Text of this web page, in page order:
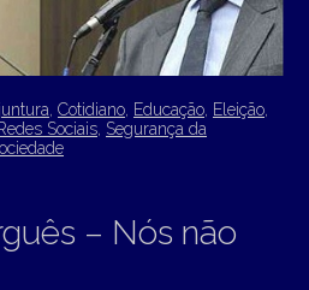
Cotidiano Educação Eleição
Redes Sociais Segurança da
– Nós não